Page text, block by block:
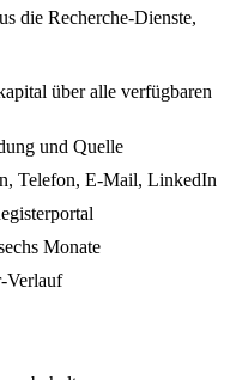
die Recherche-Dienste,
über alle verfügbaren
und Quelle
Telefon, E-Mail, LinkedIn
Monate
Verlauf